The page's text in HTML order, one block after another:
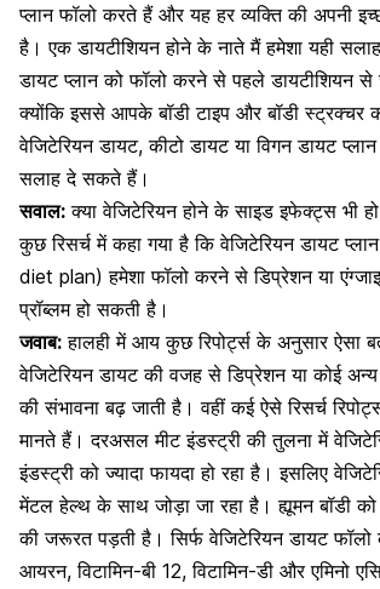
प्लान फॉलो करते हैं और यह हर व्यक्ति की अपनी
है। एक डायटीशियन होने के नाते मैं हमेशा यही
डायट प्लान को फॉलो करने से पहले डायटीशियन
क्योंकि इससे आपके बॉडी टाइप और बॉडी
वेजिटेरियन डायट, कीटो डायट या विगन डायट
सलाह दे सकते हैं।
सवाल: क्या वेजिटेरियन होने के साइड इफेक्ट्स भी
कुछ रिसर्च में कहा गया है कि वेजिटेरियन डायट
diet plan) हमेशा फॉलो करने से डिप्रेशन या
प्रॉब्लम हो सकती है।
जवाब: हालही में आय कुछ रिपोर्ट्स के अनुसार ऐसा
वेजिटेरियन डायट की वजह से डिप्रेशन या कोई
की संभावना बढ़ जाती है। वहीं कई ऐसे रिसर्च
मानते हैं। दरअसल मीट इंडस्ट्री की तुलना में
इंडस्ट्री को ज्यादा फायदा हो रहा है। इसलिए
मेंटल हेल्थ के साथ जोड़ा जा रहा है। ह्यूमन बॉडी
की जरूरत पड़ती है। सिर्फ वेजिटेरियन डायट
आयरन, विटामिन-बी 12, विटामिन-डी और एमिनो